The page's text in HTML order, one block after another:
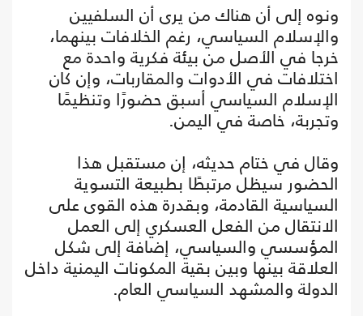
ونوه إلى أن هناك من يرى أن السلفيين
والإسلام السياسي، رغم الخلافات بينهما،
خرجا في الأصل من بيئة فكرية واحدة مع
اختلافات في الأدوات والمقاربات، وإن كان
الإسلام السياسي أسبق حضورًا وتنظيمًا
وتجربة، خاصة في اليمن.
وقال في ختام حديثه، إن مستقبل هذا
الحضور سيظل مرتبطًا بطبيعة التسوية
السياسية القادمة، وبقدرة هذه القوى على
الانتقال من الفعل العسكري إلى العمل
المؤسسي والسياسي، إضافة إلى شكل
العلاقة بينها وبين بقية المكونات اليمنية داخل
الدولة والمشهد السياسي العام.